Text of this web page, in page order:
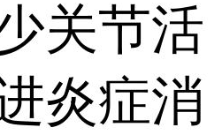
关节活
炎症消